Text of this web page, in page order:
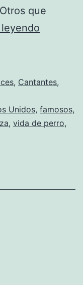
que
II
, Cantantes,
Unidos, famosos,
, vida de perro,